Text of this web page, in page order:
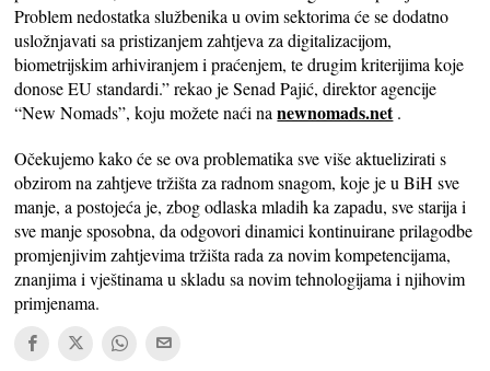
Problem nedostatka službenika u ovim sektorima će se dodatno
usložnjavati sa pristizanjem zahtjeva za digitalizacijom,
biometrijskim arhiviranjem i praćenjem, te drugim kriterijima koje
donose EU standardi.” rekao je Senad Pajić, direktor agencije
“New Nomads”, koju možete naći nanewnomads.net.
Očekujemo kako će se ova problematika sve više aktuelizirati s
obzirom na zahtjeve tržišta za radnom snagom, koje je u BiH sve
manje, a postojeća je, zbog odlaska mladih ka zapadu, sve starija i
sve manje sposobna, da odgovori dinamici kontinuirane prilagodbe
promjenjivim zahtjevima tržišta rada za novim kompetencijama,
znanjima i vještinama u skladu sa novim tehnologijama i njihovim
primjenama.